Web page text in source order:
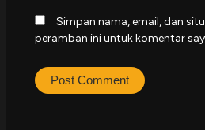
Simpan nama, email, dan
peramban ini untuk komentar